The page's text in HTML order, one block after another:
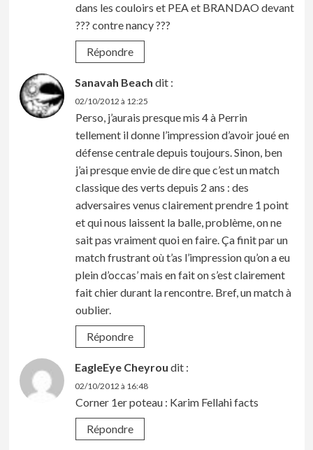
dans les couloirs et PEA et BRANDAO devant
??? contre nancy ???
Répondre
Sanavah Beach dit :
02/10/2012 à 12:25
Perso, j’aurais presque mis 4 à Perrin
tellement il donne l’impression d’avoir joué en
défense centrale depuis toujours. Sinon, ben
j’ai presque envie de dire que c’est un match
classique des verts depuis 2 ans : des
adversaires venus clairement prendre 1 point
et qui nous laissent la balle, problème, on ne
sait pas vraiment quoi en faire. Ça finit par un
match frustrant où t’as l’impression qu’on a eu
plein d’occas’ mais en fait on s’est clairement
fait chier durant la rencontre. Bref, un match à
oublier.
Répondre
EagleEye Cheyrou dit :
02/10/2012 à 16:48
Corner 1er poteau : Karim Fellahi facts
Répondre